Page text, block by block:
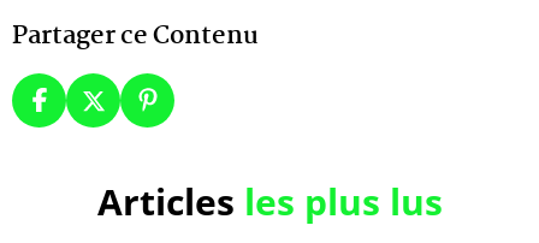
Partager ce Contenu
Articles les plus lus